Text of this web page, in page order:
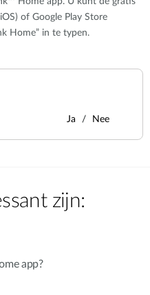
of Google Play Store
Home” in te typen.
Ja Nee
zijn:
app?